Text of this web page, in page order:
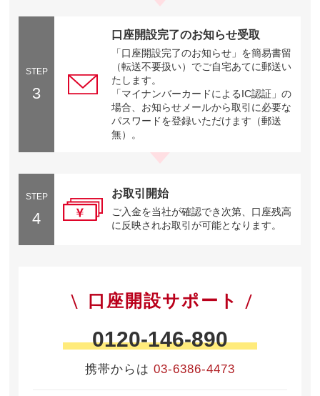
STEP
3
口座開設完了のお知らせ受取
「口座開設完了のお知らせ」を簡易書留
（転送不要扱い）でご自宅あてに郵送い
たします。
「マイナンバーカードによるIC認証」の
場合、お知らせメールから取引に必要な
パスワードを登録いただけます（郵送
無）。
STEP
4
お取引開始
ご入金を当社が確認でき次第、口座残高
に反映されお取引が可能となります。
口座開設サポート
0120-146-890
携帯からは 03-6386-4473